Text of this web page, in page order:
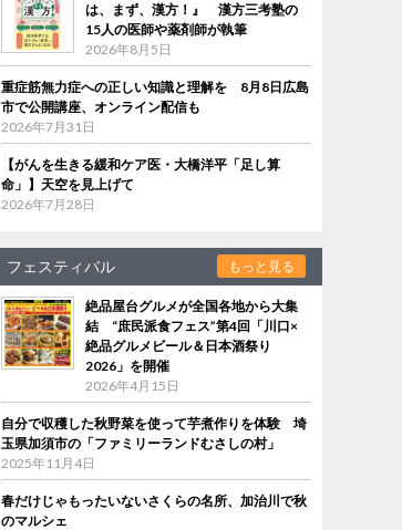
は、まず、漢方！』 漢方三考塾の
15人の医師や薬剤師が執筆
2026年8月5日
重症筋無力症への正しい知識と理解を 8月8日広島
市で公開講座、オンライン配信も
2026年7月31日
【がんを生きる緩和ケア医・大橋洋平「足し算
命」】天空を見上げて
2026年7月28日
フェスティバル もっと見る
絶品屋台グルメが全国各地から大集
結 “庶民派食フェス”第4回「川口×
絶品グルメビール＆日本酒祭り
2026」を開催
2026年4月15日
自分で収穫した秋野菜を使って芋煮作りを体験 埼
玉県加須市の「ファミリーランドむさしの村」
2025年11月4日
春だけじゃもったいないさくらの名所、加治川で秋
のマルシェ